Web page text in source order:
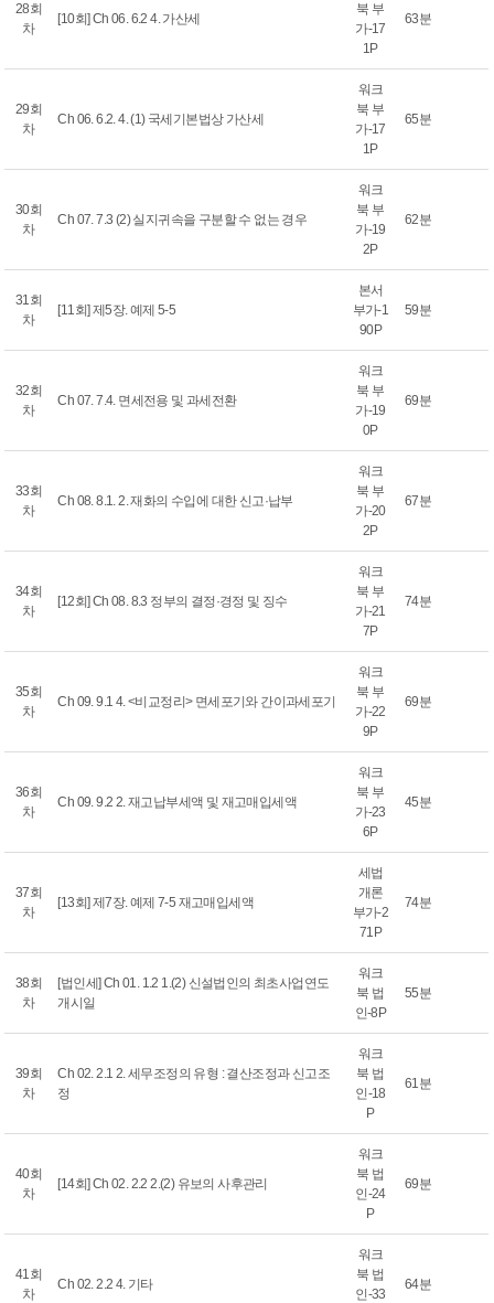
28회
차
[10회] Ch 06. 6.2 4. 가산세
북 부
가-17
1P
63분
29회
차
Ch 06. 6.2. 4. (1) 국세기본법상 가산세
워크
북 부
가-17
1P
65분
30회
차
Ch 07. 7.3 (2) 실지귀속을 구분할 수 없는 경우
워크
북 부
가-19
2P
62분
31회
차
[11회] 제5장. 예제 5-5
본서
부가-1
90P
59분
32회
차
Ch 07. 7.4. 면세전용 및 과세전환
워크
북 부
가-19
0P
69분
33회
차
Ch 08. 8.1. 2. 재화의 수입에 대한 신고·납부
워크
북 부
가-20
2P
67분
34회
차
[12회] Ch 08. 8.3 정부의 결정·경정 및 징수
워크
북 부
가-21
7P
74분
35회
차
Ch 09. 9.1 4. <비교정리> 면세포기와 간이과세포기
워크
북 부
가-22
9P
69분
36회
차
Ch 09. 9.2 2. 재고납부세액 및 재고매입세액
워크
북 부
가-23
6P
45분
37회
차
[13회] 제7장. 예제 7-5 재고매입세액
세법
개론
부가-2
71P
74분
38회
차
[법인세] Ch 01. 1.2 1.(2) 신설법인의 최초사업연도
개시일
워크
북 법
인-8P
55분
39회
차
Ch 02. 2.1 2. 세무조정의 유형 : 결산조정과 신고조
정
워크
북 법
인-18
P
61분
40회
차
[14회] Ch 02. 2.2 2.(2) 유보의 사후관리
워크
북 법
인-24
P
69분
41회
차
Ch 02. 2.2 4. 기타
워크
북 법
인-33
64분